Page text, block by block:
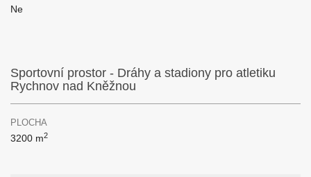
Ne
Sportovní prostor - Dráhy a stadiony pro atletiku
Rychnov nad Kněžnou
PLOCHA
3200 m2